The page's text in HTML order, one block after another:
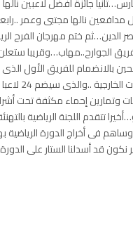
مدافعين نالها مجتبى وعمر
الدين…ثم ختم مهرجان الفرح
الجوارح..مهاب…وقريبا ستعلن
بالانضمام للفريق الأول
المؤسسة فى
وتمارين إحماء مكثفة تحت
تتقدم اللجنة الرياضية
فى أخراج الدورة الرياضية
نكون قد أسدلنا الستار على الدورة